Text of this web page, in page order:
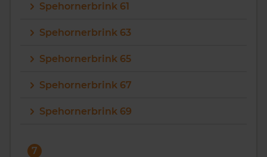
Spehornerbrink 61
Spehornerbrink 63
Spehornerbrink 65
Spehornerbrink 67
Spehornerbrink 69
7